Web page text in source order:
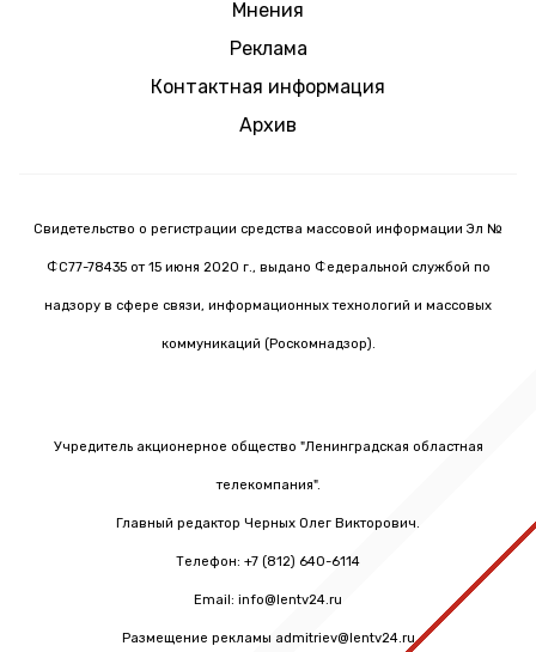
Мнения
Реклама
Контактная информация
Архив
Свидетельство о регистрации средства массовой информации Эл №
ФС77-78435 от 15 июня 2020 г., выдано Федеральной службой по
надзору в сфере связи, информационных технологий и массовых
коммуникаций (Роскомнадзор).
Учредитель акционерное общество "Ленинградская областная
телекомпания".
Главный редактор Черных Олег Викторович.
Телефон: +7 (812) 640-6114
Email: info@lentv24.ru
Размещение рекламы admitriev@lentv24.ru